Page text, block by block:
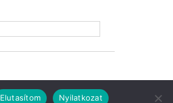
Elutasítom Nyilatkozat